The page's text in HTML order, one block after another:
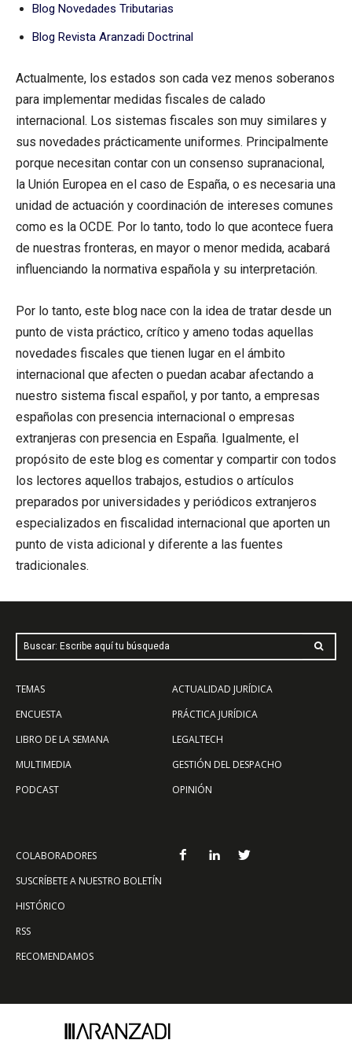
Blog Novedades Tributarias
Blog Revista Aranzadi Doctrinal
Actualmente, los estados son cada vez menos soberanos
para implementar medidas fiscales de calado
internacional. Los sistemas fiscales son muy similares y
sus novedades prácticamente uniformes. Principalmente
porque necesitan contar con un consenso supranacional,
la Unión Europea en el caso de España, o es necesaria una
unidad de actuación y coordinación de intereses comunes
como es la OCDE. Por lo tanto, todo lo que acontece fuera
de nuestras fronteras, en mayor o menor medida, acabará
influenciando la normativa española y su interpretación.
Por lo tanto, este blog nace con la idea de tratar desde un
punto de vista práctico, crítico y ameno todas aquellas
novedades fiscales que tienen lugar en el ámbito
internacional que afecten o puedan acabar afectando a
nuestro sistema fiscal español, y por tanto, a empresas
españolas con presencia internacional o empresas
extranjeras con presencia en España. Igualmente, el
propósito de este blog es comentar y compartir con todos
los lectores aquellos trabajos, estudios o artículos
preparados por universidades y periódicos extranjeros
especializados en fiscalidad internacional que aporten un
punto de vista adicional y diferente a las fuentes
tradicionales.
Buscar: Escribe aquí tu búsqueda
TEMAS
ENCUESTA
LIBRO DE LA SEMANA
MULTIMEDIA
PODCAST
ACTUALIDAD JURÍDICA
PRÁCTICA JURÍDICA
LEGALTECH
GESTIÓN DEL DESPACHO
OPINIÓN
COLABORADORES
SUSCRÍBETE A NUESTRO BOLETÍN
HISTÓRICO
RSS
RECOMENDAMOS